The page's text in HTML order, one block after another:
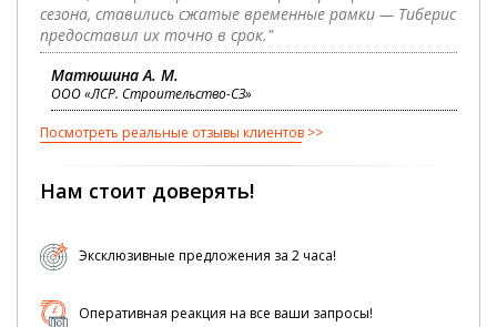
сезона, ставились сжатые временные рамки — Тиберис
предоставил их точно в срок."
Матюшина А. М.
ООО «ЛСР. Строительство-СЗ»
Посмотреть реальные отзывы клиентов
Нам стоит доверять!
Эксклюзивные предложения за 2 часа!
Оперативная реакция на все ваши запросы!